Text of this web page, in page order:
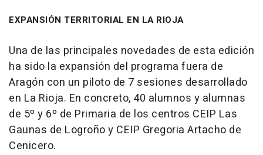
EXPANSIÓN TERRITORIAL EN LA RIOJA
Una de las principales novedades de esta edición
ha sido la expansión del programa fuera de
Aragón con un piloto de 7 sesiones desarrollado
en La Rioja. En concreto, 40 alumnos y alumnas
de 5º y 6º de Primaria de los centros CEIP Las
Gaunas de Logroño y CEIP Gregoria Artacho de
Cenicero.